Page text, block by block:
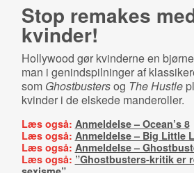
Stop remakes
kvinder!
Hollywood gør kvinderne en
man i genindspilninger af
som Ghostbustersog The Hustle
kvinder i de elskede manderoller.
Læs også: Anmeldelse – Ocean’s 8
Læs også: Anmeldelse – Big Little
Læs også: Anmeldelse –
Læs også: ”Ghostbusters-kritik er